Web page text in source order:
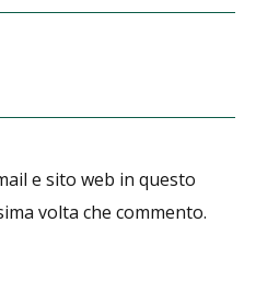
e sito web in questo
volta che commento.